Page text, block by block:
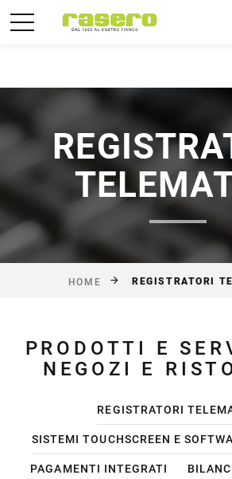
Utilizziamo solo cookies tecnici per
tua permanenza sul sito.
HOME REGISTRATORI
PRODOTTI E
NEGOZI E
REGISTRATORI
SISTEMI TOUCHSCREEN E
PAGAMENTI INTEGRATI